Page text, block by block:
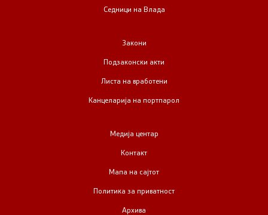
Седници на Влада
Закони
Подзаконски акти
Листа на вработени
Канцеларија на портпарол
Медија центар
Контакт
Мапа на сајтот
Политика за приватност
Архива